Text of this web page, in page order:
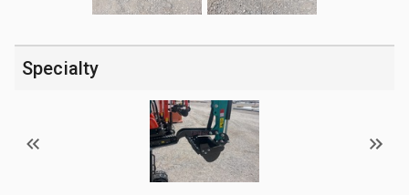
Specialty